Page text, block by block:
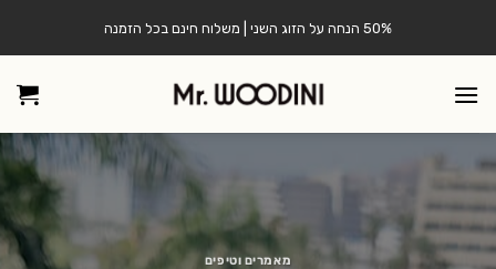
50% הנחה על הזוג השני | משלוח חינם בכל הזמנה
מאמרים וטיפים